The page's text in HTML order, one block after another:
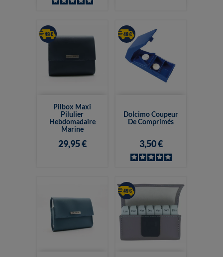
Pilbox Maxi
Pilulier
Hebdomadaire
Marine
29,95 €
Dolcimo Coupeur
De Comprimés
3,50 €